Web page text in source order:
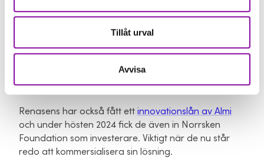
Tillåt urval
Avvisa
för oss ville jag informera dem direkt. Almi kändes lika
Almi har aktivt hjälpt Jade att navigera i stödsystemet
för innovativa företag. Man har förmedlat viktiga
kontakter med andra relevanta aktörer och experter.
Renasens har också fått ett innovationslån av Almi
och under hösten 2024 fick de även in Norrsken
Foundation som investerare. Viktigt när de nu står
redo att kommersialisera sin lösning.